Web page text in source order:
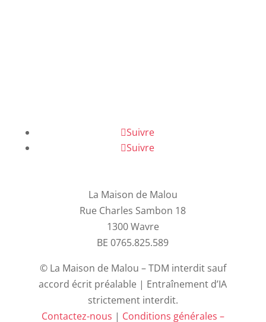
Suivre
Suivre
La Maison de Malou
Rue Charles Sambon 18
1300 Wavre
BE 0765.825.589
© La Maison de Malou – TDM interdit sauf
accord écrit préalable | Entraînement d’IA
strictement interdit.
Contactez-nous | Conditions générales –